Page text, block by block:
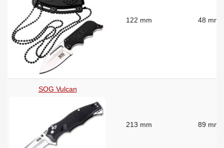
122 mm 48 mm
SOG Vulcan
213 mm 89 mm